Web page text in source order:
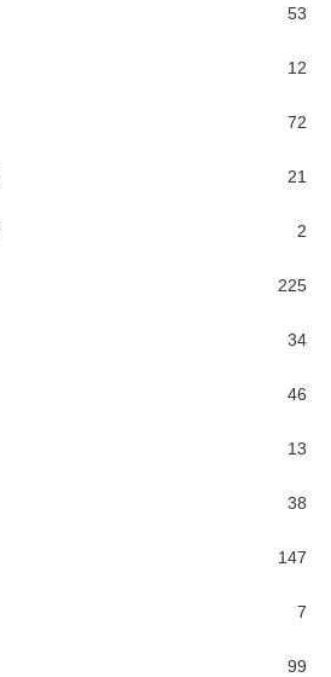
53
12
72
21
2
225
34
46
13
38
147
7
99